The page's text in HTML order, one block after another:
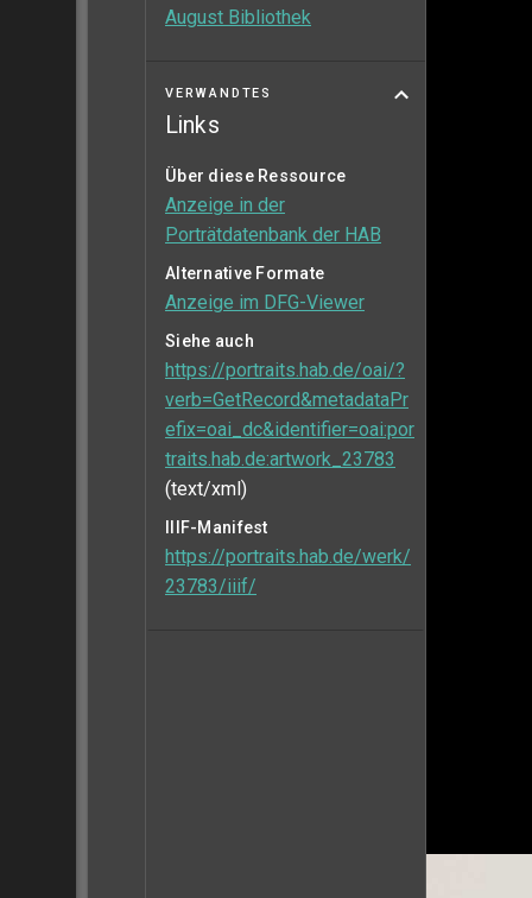
August Bibliothek
VERWANDTES
Links
Über diese Ressource
Anzeige in der
Porträtdatenbank der HAB
Alternative Formate
Anzeige im DFG-Viewer
Siehe auch
https://portraits.hab.de/oai/?
verb=GetRecord&metadataPr
efix=oai_dc&identifier=oai:por
traits.hab.de:artwork_23783
(text/xml)
IIIF-Manifest
https://portraits.hab.de/werk/
23783/iiif/